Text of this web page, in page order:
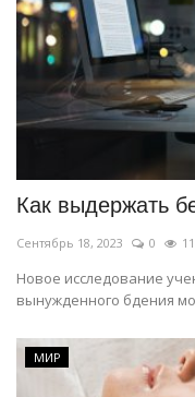
Как выдержать
Сентябрь 18, 2023 0
Новое исследование
вынужденного бдения
МИР